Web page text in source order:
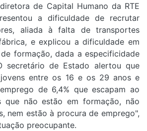
de Capital Humano da RTE
a dificuldade de recrutar
aliada à falta de transportes
e explicou a dificuldade em
formação, dada a especificidade
secretário de Estado alertou que
entre os 16 e os 29 anos e
de 6,4% que escapam ao
que não estão em formação, não
nem estão à procura de emprego",
preocupante.